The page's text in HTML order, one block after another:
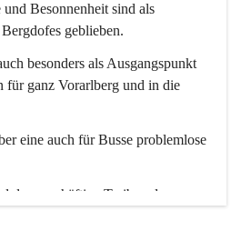
Besonnenheit sind als
geblieben.
besonders als Ausgangspunkt
für ganz Vorarlberg und in die
eine auch für Busse problemlose
das geschäftige Treiben der